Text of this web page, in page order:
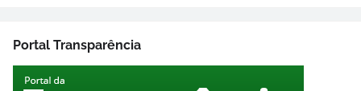
Portal Transparência